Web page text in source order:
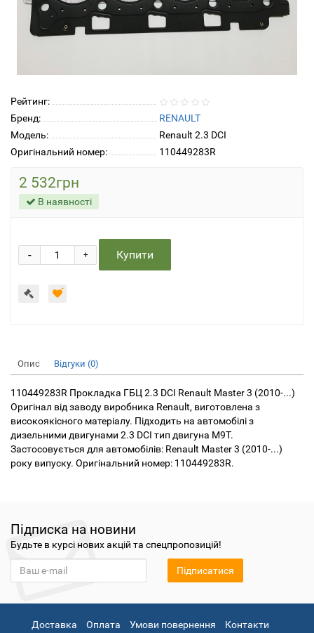
Рейтинг:
Бренд:
RENAULT
Модель:
Renault 2.3 DCI
Оригінальний номер:
110449283R
2 532грн
В наявності
+
- Купити
Опис Відгуки (0)
110449283R Прокладка ГБЦ 2.3 DCI Renault Master 3 (2010-...)
Оригінал від заводу виробника Renault, виготовлена з
високоякісного матеріалу. Підходить на автомобілі з
дизельними двигунами 2.3 DCI тип двигуна M9T.
Застосовується для автомобілів: Renault Master 3 (2010-...)
року випуску. Оригінальний номер: 110449283R.
Підписка на новини
Будьте в курсі нових акцій та спецпропозицій!
Підписатися
Доставка Оплата Умови повернення Контакти